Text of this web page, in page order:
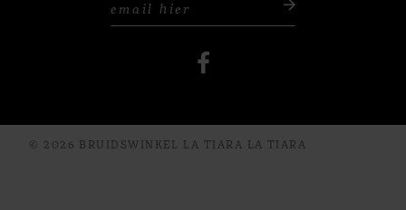
© 2026 BRUIDSWINKEL LA TIARA LA TIARA